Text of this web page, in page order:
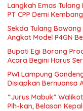
Langkah Emas
PT CPP Demi
Sekda Tulang
Angkat Model P4GN
Bupati Egi Borong
Acara Begini Harus
PWI Lampung
Disiapkan Bernuansa
“Jurus Mabuk”
Plh-kan, Belasan